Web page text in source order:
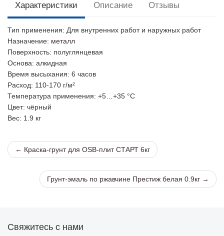
Характеристики Описание Отзывы
Тип применения: Для внутренних работ и наружных работ
Назначение: металл
Поверхность: полуглянцевая
Основа: алкидная
Время высыхания: 6 часов
Расход: 110-170 г/м²
Температура применения: +5…+35 °С
Цвет: чёрный
Вес: 1.9 кг
← Краска-грунт для OSB-плит СТАРТ 6кг
Грунт-эмаль по ржавчине Престиж белая 0.9кг →
Свяжитесь с нами